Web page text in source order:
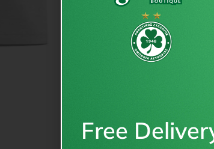
Μέγεθος
Free